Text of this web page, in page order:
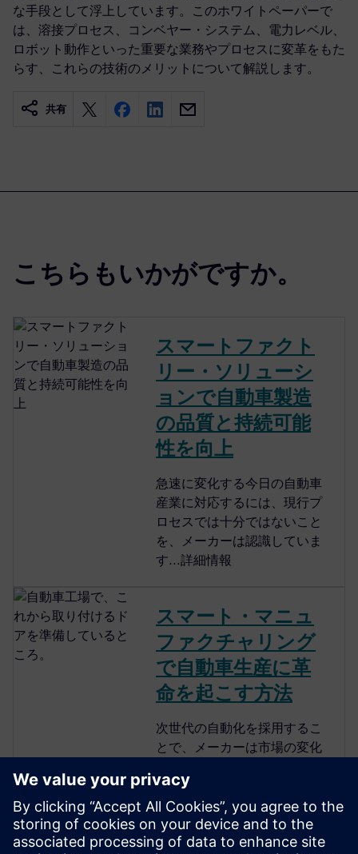
な手段として浮上しています。このホワイトペーパーで
は、溶接プロセス、コンベヤー・システム、電力レベル、
ロボット動作といった重要な業務やプロセスに変革をもた
らす、これらの技術のメリットについて解説します。
共有
こちらもいかがですか。
スマートファクト
リー・ソリューシ
ョンで自動車製造
の品質と持続可能
性を向上
急速に変化する今日の自動車
産業に対応するには、現行プ
ロセスでは十分ではないこと
を、メーカーは認識していま
す...詳細情報
スマート・マニュ
ファクチャリング
で自動車生産に革
命を起こす方法
次世代の自動化を採用するこ
とで、メーカーは市場の変化
化して、持続的な成長を達成
するために必要な柔軟性を確
保することができます。ホワ
イトペーパーを読んで、シー